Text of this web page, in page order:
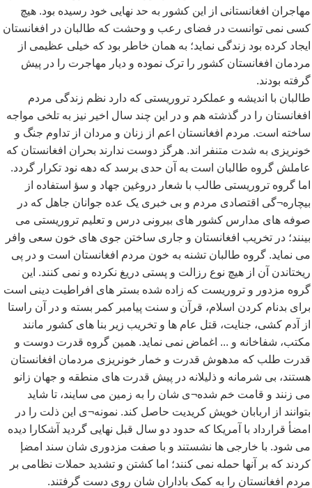
مهاجران افغانستانی از این کشور به حد نهایی خود رسیده بود. هیچ
کسی نمی توانست در فضای رعب و وحشت که طالبان در افغانستان
ایجاد کرده بود زندگی نماید؛ به همان خاطر بود که خیلی عظیمی از
مردمان افغانستان کشور را ترک نموده و دیار مهاجرت را در پیش
گرفته بودند.
طالبان با اندیشه و عملکرد تروریستی که دارد نظم زندگی مردم
افغانستان را در گذشته هم و در این چند سال اخیر نیز به تلخی مواجه
ساخته است. مردم افغانستان اعم از زنان و مردان از تداوم جنگ و
خونریزی به شدت متنفر اند. هرگز دوست ندارند بحران افغانستان که
عاملش گروه طالبان است به آن حدی برسد که دهه نود تکرار گردد.
اما گروه تروریستی طالب با شعار دروغین جهاد و سؤ استفاده از
بیچاره¬گی اقتصادی مردم و بی خبری یک عده جوانان جاهل که در
صوفه های مدارس کشور های بیرونی درس و تعلیم تروریستی می
بینند؛ در تخریب افغانستان و جاری ساختن جوی های خون سعی وافر
می نماید. گروه طالبان تشنه به خون مردم افغانستان است و در پی
ریختاندن آن از هیچ نوع رزالت و پستی دریغ نکرده و نمی کنند. این
گروه مزدور و تروریست که زاده شده بستر های افراطیت دینی است
برای بدنام کردن اسلام، قرآن و سنت پیامبر کمر بسته و در آن راستا
از آدم کشی، جنایت، قتل عام ها و تخریب زیر بنا های کشور مانند
مکتب، شفاخانه و ... اغماض نمی نماید. همین گروه قدرت دوست و
قدرت طلب که مدهوش قدرت و خمار خونریزی مردمان افغانستان
هستند، بی شرمانه و ذلیلانه در پیش قدرت های منطقه و جهان زانو
می زنند و قامت خم شده¬ی شان را به زمین می سایند، تا شاید
بتوانند از اربابان خویش کریدیت حاصل کند. نمونه¬ی این ذلت را در
امضأ قرارداد با آمریکا که حدود دو سال قبل نهایی گردید آشکارا دیده
می شود. با خارجی ها نشستند و با صفت مزدوری شان سند امضإ
کردند که بر آنها حمله نمی کنند؛ اما کشتن و تشدید حملات نظامی بر
مردم افغانستان را به کمک باداران شان روی دست گرفتند.